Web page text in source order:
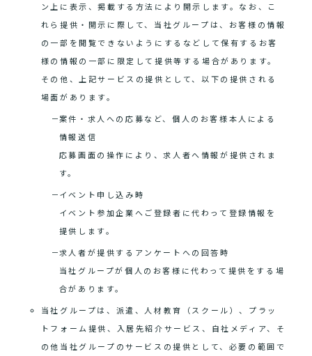
ン上に表示、掲載する方法により開示します。なお、こ
れら提供・開示に際して、当社グループは、お客様の情報
の一部を閲覧できないようにするなどして保有するお客
様の情報の一部に限定して提供等する場合があります。
その他、上記サービスの提供として、以下の提供される
場面があります。
案件・求人への応募など、個人のお客様本人による
情報送信
応募画面の操作により、求人者へ情報が提供されま
す。
イベント申し込み時
イベント参加企業へご登録者に代わって登録情報を
提供します。
求人者が提供するアンケートへの回答時
当社グループが個人のお客様に代わって提供をする場
合があります。
当社グループは、派遣、人材教育（スクール）、プラッ
トフォーム提供、入居先紹介サービス、自社メディア、そ
の他当社グループのサービスの提供として、必要の範囲で